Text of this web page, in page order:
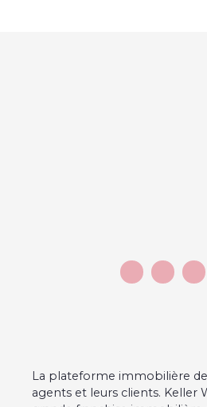
La plateforme immobilière
agents et leurs clients. Keller